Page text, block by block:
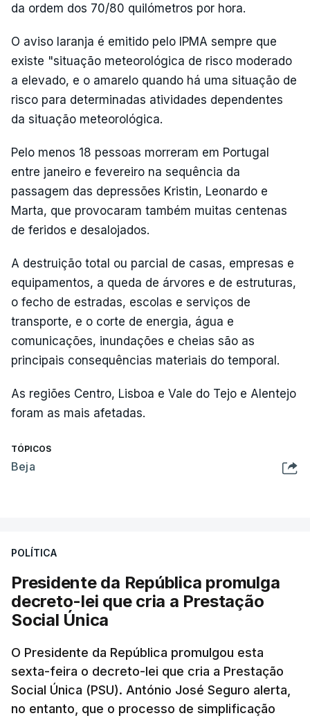
da ordem dos 70/80 quilómetros por hora.
O aviso laranja é emitido pelo IPMA sempre que
existe "situação meteorológica de risco moderado
a elevado, e o amarelo quando há uma situação de
risco para determinadas atividades dependentes
da situação meteorológica.
Pelo menos 18 pessoas morreram em Portugal
entre janeiro e fevereiro na sequência da
passagem das depressões Kristin, Leonardo e
Marta, que provocaram também muitas centenas
de feridos e desalojados.
A destruição total ou parcial de casas, empresas e
equipamentos, a queda de árvores e de estruturas,
o fecho de estradas, escolas e serviços de
transporte, e o corte de energia, água e
comunicações, inundações e cheias são as
principais consequências materiais do temporal.
As regiões Centro, Lisboa e Vale do Tejo e Alentejo
foram as mais afetadas.
TÓPICOS
Beja
POLÍTICA
Presidente da República promulga
decreto-lei que cria a Prestação
Social Única
O Presidente da República promulgou esta
sexta-feira o decreto-lei que cria a Prestação
Social Única (PSU). António José Seguro alerta,
no entanto, que o processo de simplificação